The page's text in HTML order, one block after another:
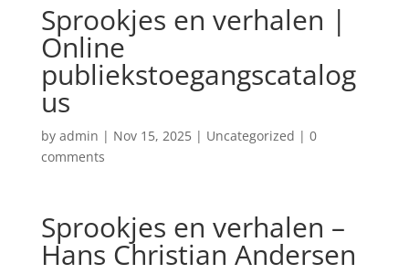
Sprookjes en verhalen |
Online
publiekstoegangscatalog
us
by admin | Nov 15, 2025| Uncategorized | 0
comments
Sprookjes en verhalen –
Hans Christian Andersen